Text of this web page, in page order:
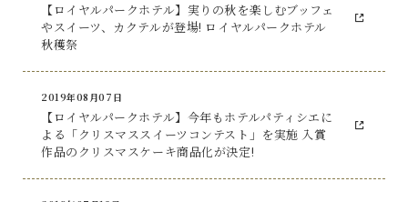
【ロイヤルパークホテル】実りの秋を楽しむブッフェ
やスイーツ、カクテルが登場! ロイヤルパークホテル
秋穫祭
2019年08月07日
【ロイヤルパークホテル】今年もホテルパティシエに
よる「クリスマススイーツコンテスト」を実施 入賞
作品のクリスマスケーキ商品化が決定!